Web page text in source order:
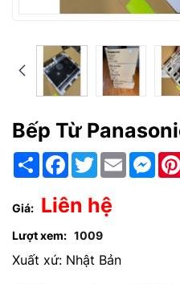
Bếp Từ
Chia
sẻ
Facebook
TwitterEmail
Giá: Liên hệ
Lượt xem: 1009
Xuất xứ: Nhật Bản